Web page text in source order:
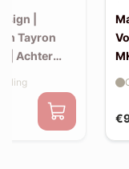
|
Tayron
| Achter